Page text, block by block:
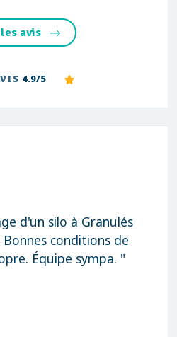
avis
4.9/5
d'un silo à Granulés
conditions de
Équipe sympa. "